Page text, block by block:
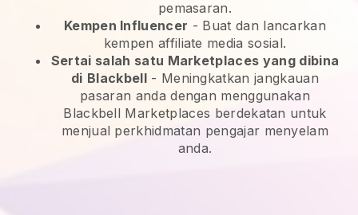
pemasaran.
Kempen Influencer - Buat dan lancarkan
kempen affiliate media sosial.
Sertai salah satu Marketplaces yang dibina
di Blackbell- Meningkatkan jangkauan
pasaran anda dengan menggunakan
Blackbell Marketplaces berdekatan untuk
menjual perkhidmatan pengajar menyelam
anda.